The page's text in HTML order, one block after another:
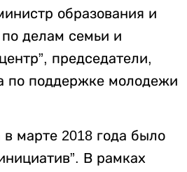
образования и
делам семьи и
председатели,
по поддержке молодежи
марте 2018 года было
В рамках